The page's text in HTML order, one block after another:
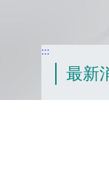
:::
最新